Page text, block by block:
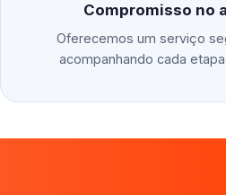
Compromisso no
Oferecemos um serviço
acompanhando cada